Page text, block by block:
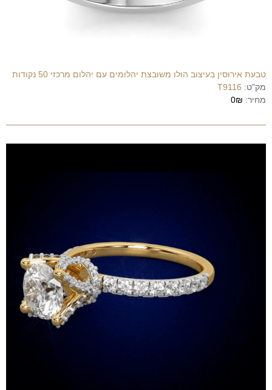
טבעת אירוסין בעיצוב הולו משובצת יהלומים עם יהלום מרכזי 50 נקודות
מק"ט: T9116
מחיר: 0₪